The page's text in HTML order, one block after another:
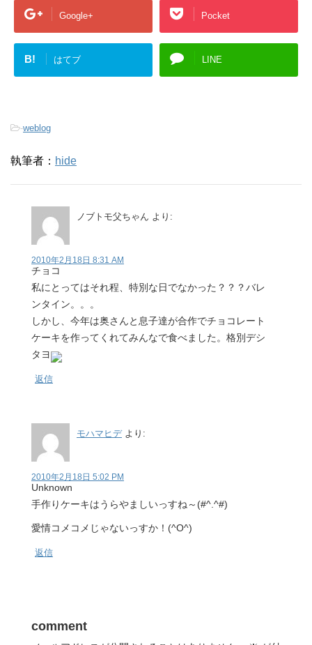
Google+ Pocket
B! はてブ LINE
-weblog
執筆者： hide
ノブトモ父ちゃん より:
2010年2月18日 8:31 AM
チョコ
私にとってはそれ程、特別な日でなかった？？？バレ
ンタイン。。。
しかし、今年は奥さんと息子達が合作でチョコレート
ケーキを作ってくれてみんなで食べました。格別デシ
タヨ
返信
モハマヒデ より:
2010年2月18日 5:02 PM
Unknown
手作りケーキはうらやましいっすね～(#^.^#)
愛情コメコメじゃないっすか！(^O^)
返信
comment